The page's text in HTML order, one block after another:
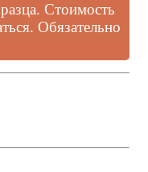
Стоимость
Обязательно